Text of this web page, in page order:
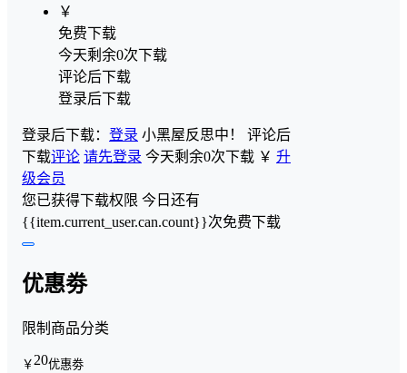
￥
免费下载
今天剩余0次下载
评论后下载
登录后下载
登录后下载： 登录 小黑屋反思中！ 评论后
下载评论 请先登录 今天剩余0次下载 ￥ 升
级会员
您已获得下载权限 今日还有
{{item.current_user.can.count}}次免费下载
优惠劵
限制商品分类
￥ 20优惠劵